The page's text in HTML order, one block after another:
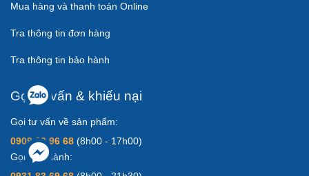
Mua hàng và thanh toán Online
Tra thông tin đơn hàng
Tra thông tin bảo hành
Gọi tư vấn & khiếu nại
Gọi tư vấn về sản phẩm:
0909 69 96 68 (8h00 - 17h00)
Gọi bảo hành: